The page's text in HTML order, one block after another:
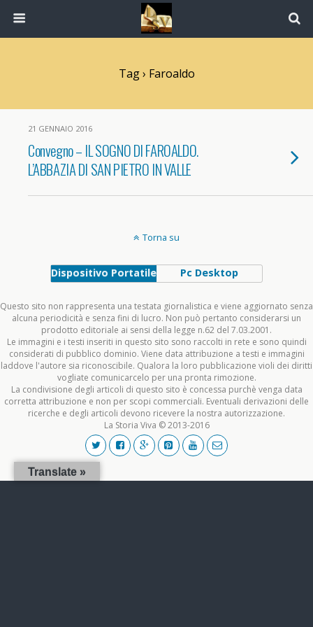
Tag › Faroaldo
21 GENNAIO 2016
Convegno – IL SOGNO DI FAROALDO.
L’ABBAZIA DI SAN PIETRO IN VALLE
Torna su
Dispositivo Portatile Pc Desktop
Questo sito non rappresenta una testata giornalistica e viene aggiornato senza
alcuna periodicità e senza fini di lucro. Non può pertanto considerarsi un
prodotto editoriale ai sensi della legge n.62 del 7.03.2001.
Le immagini e i testi inseriti in questo sito sono raccolti in rete e sono quindi
considerati di pubblico dominio. Viene data attribuzione a testi e immagini
laddove l'autore sia riconoscibile. Qualora la loro pubblicazione violi dei diritti
vogliate comunicarcelo per una pronta rimozione.
La condivisione degli articoli di questo sito è concessa purchè venga data
corretta attribuzione e non per scopi commerciali. Eventuali derivazioni delle
ricerche e degli articoli devono ricevere la nostra autorizzazione.
La Storia Viva © 2013-2016
Translate »